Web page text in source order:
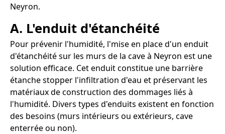
Neyron.
A. L'enduit d'étanchéité
Pour prévenir l'humidité, l'mise en place d'un enduit
d'étanchéité sur les murs de la cave à Neyron est une
solution efficace. Cet enduit constitue une barrière
étanche stopper l'infiltration d'eau et préservant les
matériaux de construction des dommages liés à
l'humidité. Divers types d'enduits existent en fonction
des besoins (murs intérieurs ou extérieurs, cave
enterrée ou non).